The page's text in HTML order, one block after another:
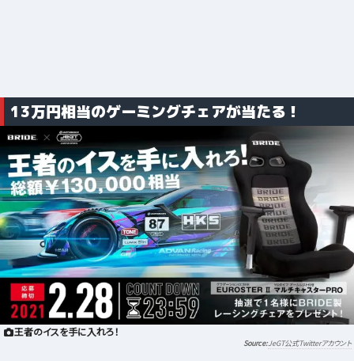
13万円相当のゲーミングチェアが当たる！
王者のイスを手に入れろ！
JeGT公式Twitterアカウント